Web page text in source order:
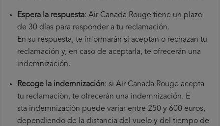
Espera la respuesta: Air Canada Rouge tiene un plazo
de 30 días para responder a tu reclamación.
En su respuesta, te informarán si aceptan o rechazan tu
reclamación y, en caso de aceptarla, te ofrecerán una
indemnización.
Recoge la indemnización: si Air Canada Rouge acepta
tu reclamación, te ofrecerán una indemnización. E
sta indemnización puede variar entre 250 y 600 euros,
dependiendo de la distancia del vuelo y del tiempo de